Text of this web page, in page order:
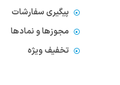
پیگیری سفارشات
مجوزها و نمادها
تخفیف ویژه